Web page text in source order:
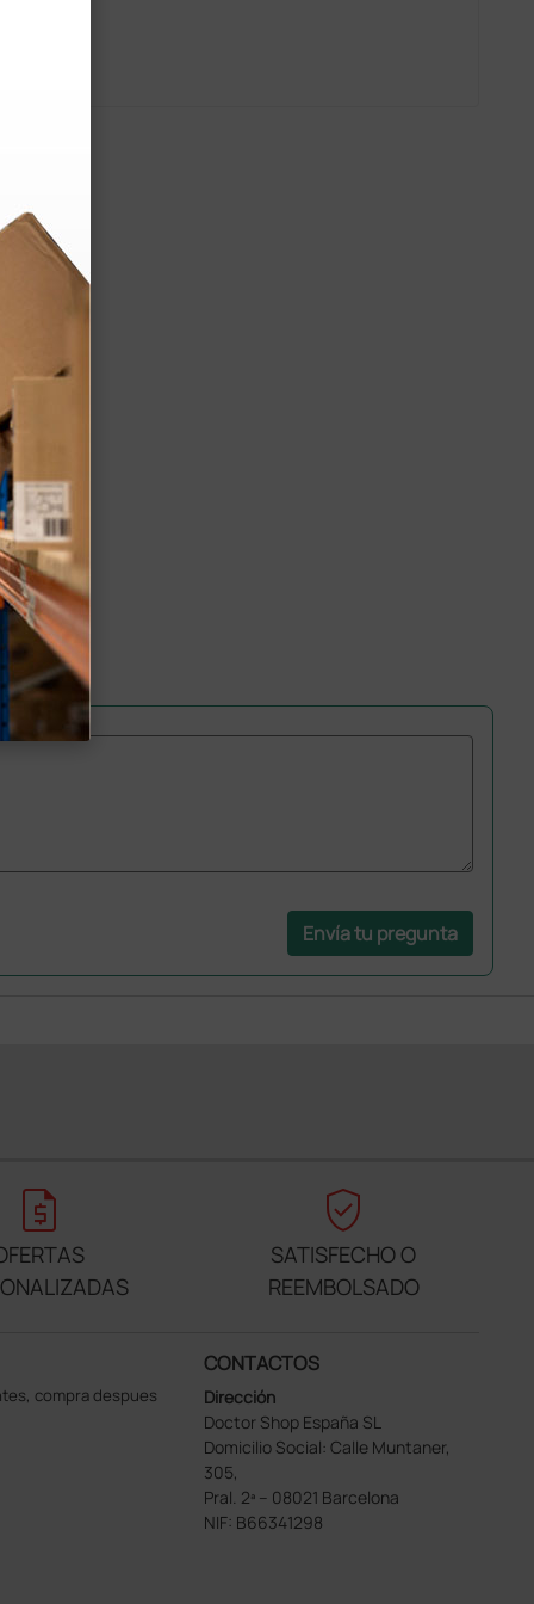
Envía tu pregunta
request_quote verified_user
SATISFECHO O
REEMBOLSADO
compra despues
CONTACTOS
Dirección
Doctor Shop España SL
Domicilio Social: Calle Muntaner,
305,
Pral. 2ª – 08021 Barcelona
NIF: B66341298